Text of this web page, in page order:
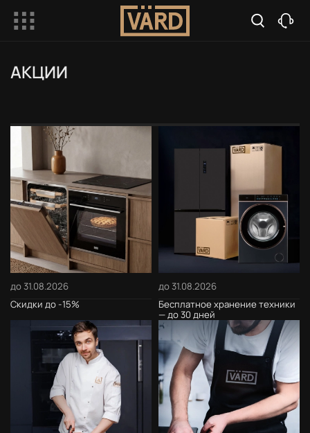
АКЦИИ
до 31.08.2026
Скидки до -15%
до 31.08.2026
Бесплатное хранение техники
— до 30 дней